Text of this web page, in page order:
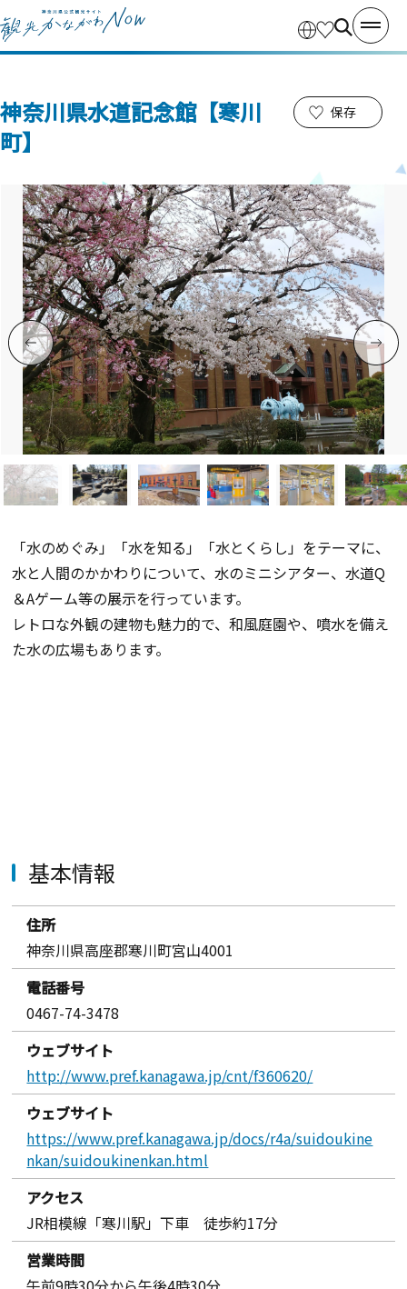
神奈川県水道記念館【寒川
町】
保存
「水のめぐみ」「水を知る」「水とくらし」をテーマに、
水と人間のかかわりについて、水のミニシアター、水道Q
＆Aゲーム等の展示を行っています。
レトロな外観の建物も魅力的で、和風庭園や、噴水を備え
た水の広場もあります。
基本情報
住所
神奈川県高座郡寒川町宮山4001
電話番号
0467-74-3478
ウェブサイト
http://www.pref.kanagawa.jp/cnt/f360620/
ウェブサイト
https://www.pref.kanagawa.jp/docs/r4a/suidoukine
nkan/suidoukinenkan.html
アクセス
JR相模線「寒川駅」下車 徒歩約17分
営業時間